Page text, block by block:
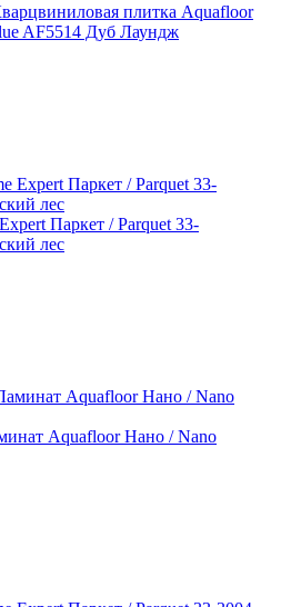
плитка Aquafloor
AF5514 Дуб Лаундж
Паркет / Parquet 33-
лес
Aquafloor Нано / Nano